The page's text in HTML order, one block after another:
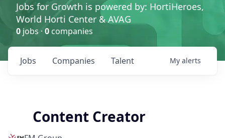
Jobs for Growth is powered by: HortiHeroes,
World Horti Center & AVAG
0 jobs · 0 companies
Jobs Companies Talent My alerts
Content Creator